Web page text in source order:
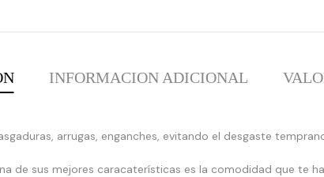
INFORMACION ADICIONAL
arrugas, enganches, evitando el desgaste
de sus mejores caracaterísticas es la comodidad que te
: